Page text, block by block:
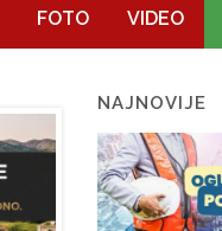
FOTO VIDEO
NAJNOVIJE